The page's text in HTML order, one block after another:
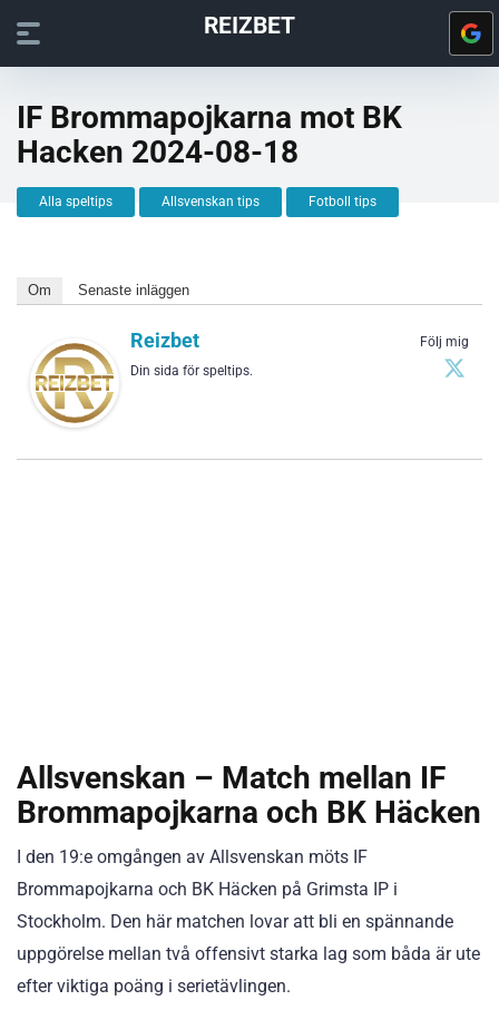
REIZBET
IF Brommapojkarna mot BK
Hacken 2024-08-18
Alla speltips Allsvenskan tips Fotboll tips
Om Senaste inläggen
Följ mig
Reizbet
Din sida för speltips.
Allsvenskan – Match mellan IF
Brommapojkarna och BK Häcken
I den 19:e omgången av Allsvenskan möts IF
Brommapojkarna och BK Häcken på Grimsta IP i
Stockholm. Den här matchen lovar att bli en spännande
uppgörelse mellan två offensivt starka lag som båda är ute
efter viktiga poäng i serietävlingen.